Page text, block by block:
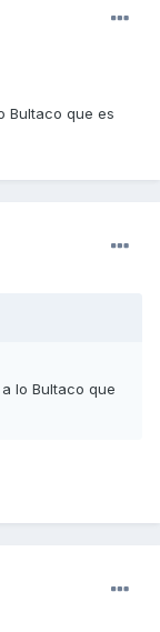
Bultaco que es
lo Bultaco que